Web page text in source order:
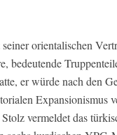
orientalischen
bedeutende
er würde nach den
Expansionismus
vermeldet das